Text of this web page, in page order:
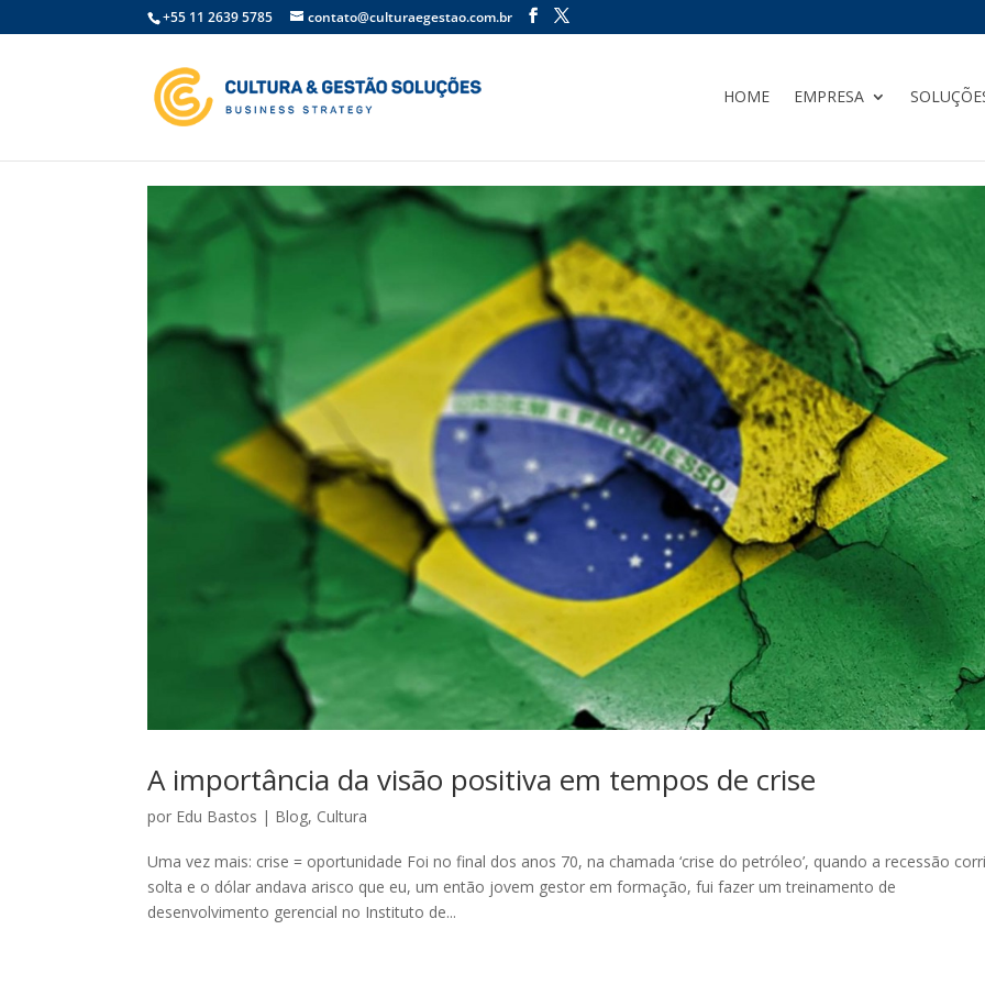
+55 11 2639 5785 contato@culturaegestao.com.br
HOME EMPRESA
A importância da visão positiva em tempos de crise
por Edu Bastos | Blog, Cultura
Uma vez mais: crise = oportunidade Foi no final dos anos 70, na chamada ‘crise do petróleo’, quando a recessão
solta e o dólar andava arisco que eu, um então jovem gestor em formação, fui fazer um treinamento de
desenvolvimento gerencial no Instituto de...